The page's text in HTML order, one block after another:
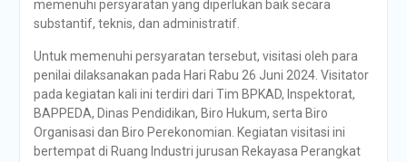
memenuhi persyaratan yang diperlukan baik secara
substantif, teknis, dan administratif.
Untuk memenuhi persyaratan tersebut, visitasi oleh para
penilai dilaksanakan pada Hari Rabu 26 Juni 2024. Visitator
pada kegiatan kali ini terdiri dari Tim BPKAD, Inspektorat,
BAPPEDA, Dinas Pendidikan, Biro Hukum, serta Biro
Organisasi dan Biro Perekonomian. Kegiatan visitasi ini
bertempat di Ruang Industri jurusan Rekayasa Perangkat